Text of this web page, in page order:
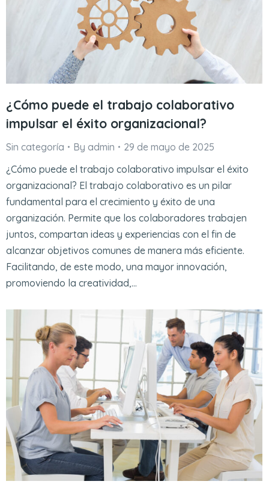
¿Cómo puede el trabajo colaborativo
impulsar el éxito organizacional?
Sin categoría By admin
29 de mayo de 2025
¿Cómo puede el trabajo colaborativo impulsar el éxito
organizacional? El trabajo colaborativo es un pilar
fundamental para el crecimiento y éxito de una
organización. Permite que los colaboradores trabajen
juntos, compartan ideas y experiencias con el fin de
alcanzar objetivos comunes de manera más eficiente.
Facilitando, de este modo, una mayor innovación,
promoviendo la creatividad,…